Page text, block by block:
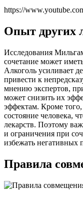
https://
Опыт других
Исследования
сочетание может
Алкоголь усиливает
привести к
мнению экспертов,
может снизить их
эффектам. Кроме того,
состояние человека,
лекарств. Поэтому
и ограничения при
избежать негативных
Правила